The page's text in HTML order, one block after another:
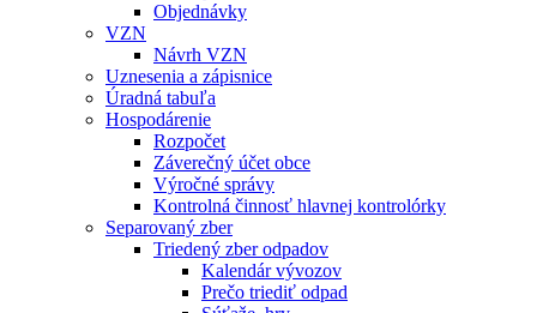
Objednávky
VZN
Návrh VZN
Uznesenia a zápisnice
Úradná tabuľa
Hospodárenie
Rozpočet
Záverečný účet obce
Výročné správy
Kontrolná činnosť hlavnej kontrolórky
Separovaný zber
Triedený zber odpadov
Kalendár vývozov
Prečo triediť odpad